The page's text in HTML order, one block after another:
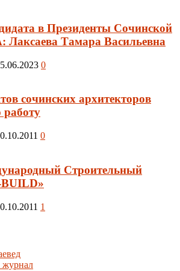
в Президенты Сочинской
Лаксаева Тамара Васильевна
0
сочинских архитекторов
0
Строительный
1
журнал